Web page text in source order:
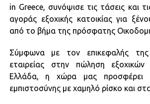
in Greece, συνόψισε τις τάσεις και
αγοράς εξοχικής κατοικίας για
από το βήμα της πρόσφατης
Σύμφωνα με τον επικεφαλής της
εταιρείας στην πώληση εξοχικών
Ελλάδα, η χώρα μας προσφέρει
εμπιστοσύνης με χαμηλό ρίσκο και